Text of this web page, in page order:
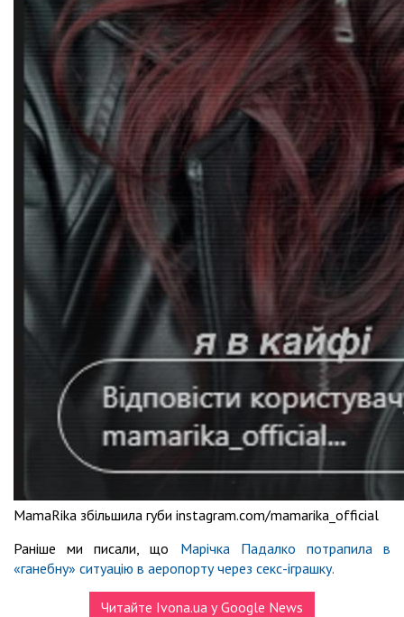
MamaRika збільшила губи instagram.com/mamarika_official
Раніше ми писали, що Марічка Падалко потрапила в
«ганебну» ситуацію в аеропорту через секс-іграшку.
Читайте Ivona.ua у Google News